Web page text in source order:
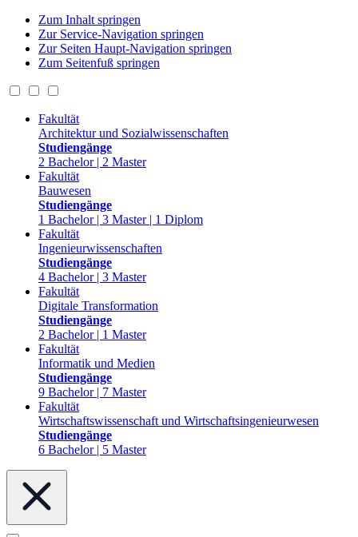
Zum Inhalt springen
Zur Service-Navigation springen
Zur Seiten Haupt-Navigation springen
Zum Seitenfuß springen
Fakultät
Architektur und Sozialwissenschaften
Studiengänge
2 Bachelor | 2 Master
Fakultät
Bauwesen
Studiengänge
1 Bachelor | 3 Master | 1 Diplom
Fakultät
Ingenieurwissenschaften
Studiengänge
4 Bachelor | 3 Master
Fakultät
Digitale Transformation
Studiengänge
2 Bachelor | 1 Master
Fakultät
Informatik und Medien
Studiengänge
9 Bachelor | 7 Master
Fakultät
Wirtschaftswissenschaft und Wirtschaftsingenieurwesen
Studiengänge
6 Bachelor | 5 Master